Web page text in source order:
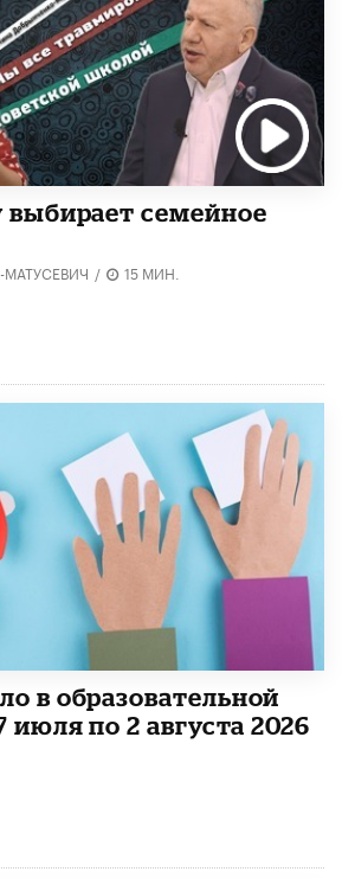
семейное
/ 15 МИН.
в образовательной
июля по 2 августа 2026